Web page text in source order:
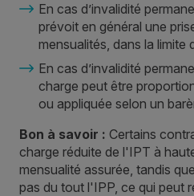
En cas d’invalidité
prévoit en général une
mensualités, dans la limite
En cas d’invalidité
charge peut être
ou appliquée selon un
Bon à savoir : Certains
charge réduite de l'IPT à
mensualité assurée, tandis
pas du tout l'IPP, ce qui peut